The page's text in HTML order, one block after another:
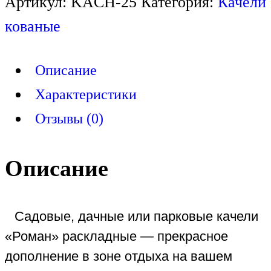
кованые
Описание
Характеристики
Отзывы (0)
Описание
Садовые, дачные или парковые качели
«Роман» раскладные — прекрасное
дополнение в зоне отдыха на вашем